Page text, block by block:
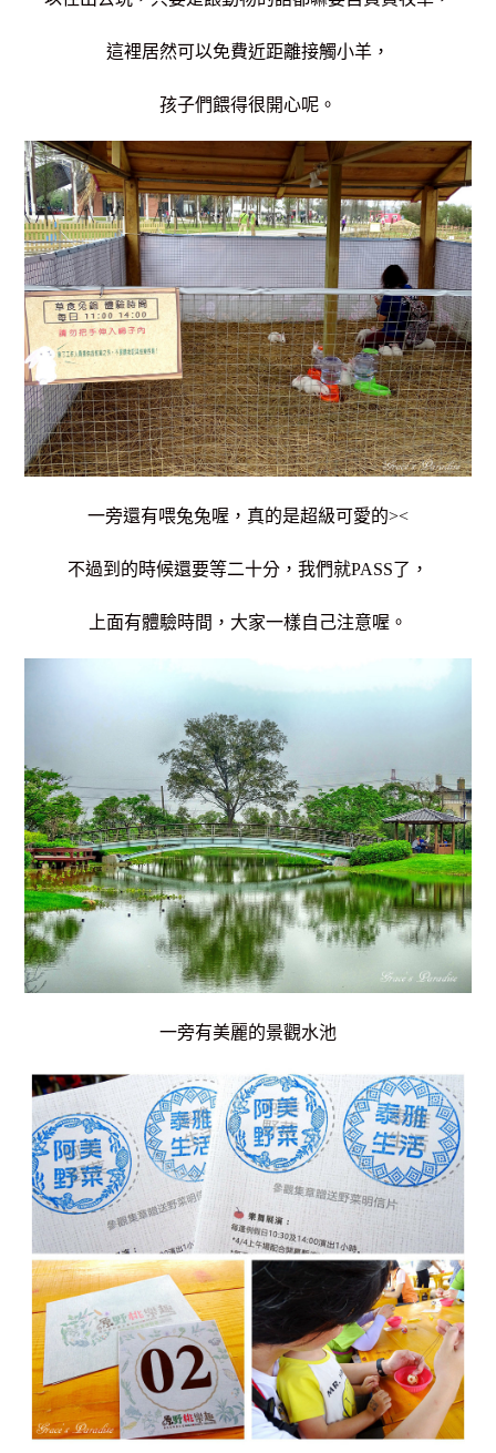
這裡居然可以免費近距離接觸小羊，
孩子們餵得很開心呢。
一旁還有喂兔兔喔，真的是超級可愛的><
不過到的時候還要等二十分，我們就PASS了，
上面有體驗時間，大家一樣自己注意喔。
一旁有美麗的景觀水池